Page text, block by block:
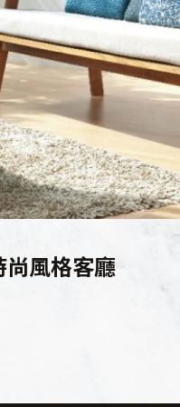
尚風格客廳